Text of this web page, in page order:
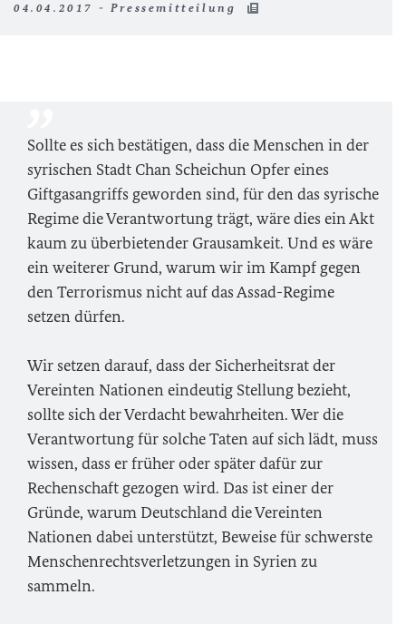
04.04.2017 - Pressemitteilung
Sollte es sich bestätigen, dass die Menschen in der
syrischen Stadt Chan Scheichun Opfer eines
Giftgasangriffs geworden sind, für den das syrische
Regime die Verantwortung trägt, wäre dies ein Akt
kaum zu überbietender Grausamkeit. Und es wäre
ein weiterer Grund, warum wir im Kampf gegen
den Terrorismus nicht auf das Assad-Regime
setzen dürfen.
Wir setzen darauf, dass der Sicherheitsrat der
Vereinten Nationen eindeutig Stellung bezieht,
sollte sich der Verdacht bewahrheiten. Wer die
Verantwortung für solche Taten auf sich lädt, muss
wissen, dass er früher oder später dafür zur
Rechenschaft gezogen wird. Das ist einer der
Gründe, warum Deutschland die Vereinten
Nationen dabei unterstützt, Beweise für schwerste
Menschenrechtsverletzungen in Syrien zu
sammeln.